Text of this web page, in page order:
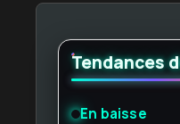
Tendances
En baisse